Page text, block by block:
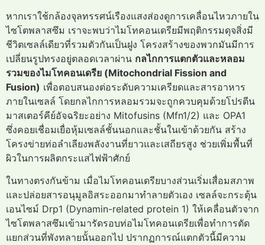
หากเราใช้กล้องจุลทรรศน์เรืองแสงส่องดูการเคลื่อนไหวภายใน
ไซโตพลาสซึม เราจะพบว่าไมโทคอนเดรียมีพฤติกรรมดุจสิ่งมี
ชีวิตเซลล์เดียวที่รวมตัวกันเป็นฝูง โครงสร้างของพวกมันมีการ
เปลี่ยนรูปทรงอยู่ตลอดเวลาผ่าน กลไกการแตกตัวและหลอม
รวมของไมโทคอนเดรีย (Mitochondrial Fission and
Fusion) เพื่อตอบสนองต่อระดับความเครียดและสารอาหาร
ภายในเซลล์ โดยกลไกการหลอมรวมจะถูกควบคุมด้วยโปรตีน
มาสเตอร์คีย์อัจฉริยะอย่าง Mitofusins (Mfn1/2) และ OPA1
ซึ่งคอยเชื่อมเยื่อหุ้มเซลล์ชั้นนอกและชั้นในเข้าด้วยกัน สร้าง
โครงข่ายท่อลำเลียงพลังงานที่ยาวและเสถียรสูง ช่วยเพิ่มพื้นที่
ผิวในการผลิตกระแสไฟฟ้าศักย์
ในทางตรงกันข้าม เมื่อไมโทคอนเดรียบางส่วนเริ่มเสื่อมสภาพ
และปล่อยสารอนุมูลอิสระออกมาทำลายตัวเอง เซลล์จะกระตุ้น
เอนไซม์ Drp1 (Dynamin-related protein 1) ให้เคลื่อนตัวจาก
ไซโตพลาสซึมเข้ามารัดรอบท่อไมโทคอนเดรียเพื่อทำการตัด
แยกส่วนที่พังทลายนั้นออกไป ปรากฏการณ์แตกตัวนี้มีความ